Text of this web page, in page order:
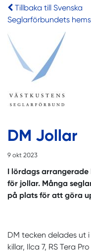
Tillbaka till Svenska
Seglarförbundets
DM Jollar
9 okt 2023
I lördags arrangerade
för jollar. Många
på plats för att göra
DM tecken delades ut
killar, Ilca 7, RS Tera